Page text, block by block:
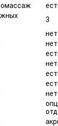
3
нет
нет
нет
нет